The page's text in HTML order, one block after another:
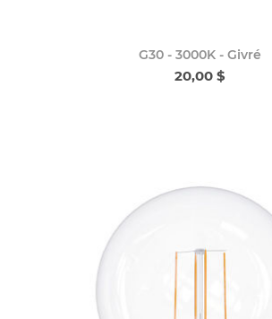
G30 - 3000K - Givré
20,00 $